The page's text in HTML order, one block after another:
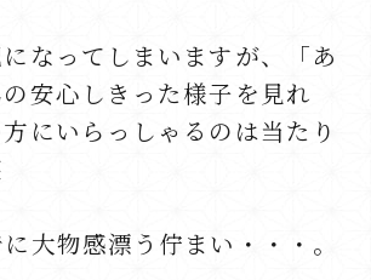
なってしまいますが、「あ
安心しきった様子を見れ
にいらっしゃるのは当たり
大物感漂う佇まい・・・。